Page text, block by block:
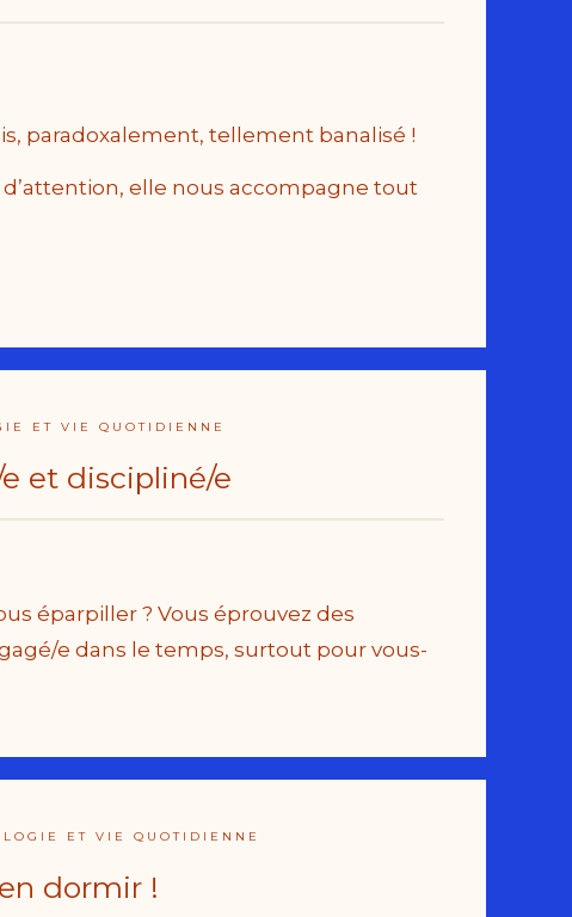
paradoxalement, tellement banalisé !
elle nous accompagne tout
ET VIE QUOTIDIENNE
et discipliné/e
éparpiller ? Vous éprouvez des
e dans le temps, surtout pour vous-
ET VIE QUOTIDIENNE
dormir !